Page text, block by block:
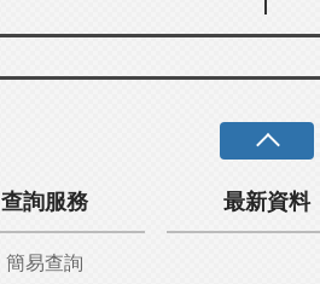
查詢服務
簡易查詢
最新資料